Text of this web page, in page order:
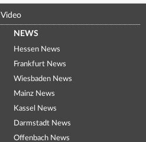
Video
NEWS
Hessen News
Frankfurt News
Wiesbaden News
Mainz News
Kassel News
Darmstadt News
Offenbach News